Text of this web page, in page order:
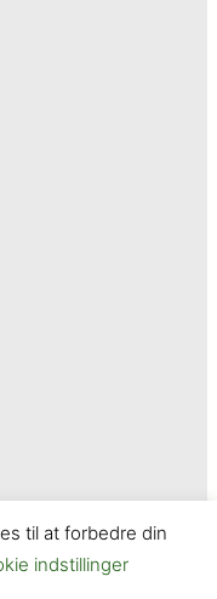
til at forbedre din
indstillinger